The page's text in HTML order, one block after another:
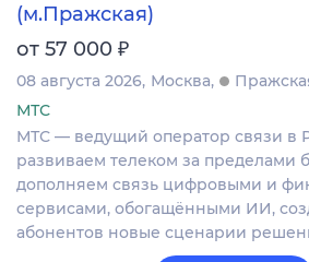
(м.Пражская)
от 57 000 ₽
08 августа 2026 Москва
МТС
МТС — ведущий оператор связи в
развиваем телеком за пределами
дополняем связь цифровыми и
сервисами, обогащёнными ИИ,
абонентов новые сценарии